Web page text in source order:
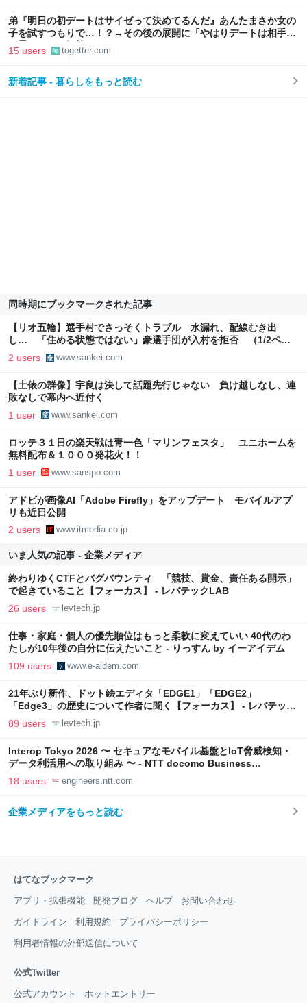
弟『明日の初デートはサイゼって決めてるんだ』あんたまさか女の
子を試すつもりで…！？→その後の展開に「やはりデートは相手へ
の思いやりの気持ち」
15 users togetter.com
新着記事 - 暮らしをもっと読む
同時期にブックマークされた記事
【リオ五輪】選手村でさっそくトラブル 水漏れ、配線むき出
し… 「住める状態ではない」豪選手団が入村を拒否 （1/2ペー
ジ）
2 users www.sankei.com
【土俵の群像】宇良は決して話題先行じゃない 負け越しなし、連
敗なしで幕内へ近付く
1 user www.sankei.com
ロッテ３１日の楽天戦は青一色「マリンフェスタ」 ユニホームを
無料配布＆１０００発花火！！
1 user www.sanspo.com
アドビが画像AI「Adobe Firefly」をアップデート モバイルアプ
リも近日公開
2 users www.itmedia.co.jp
いま人気の記事 - 企業メディア
終わりゆくCTFとバグバウンティ 「競技、賞金、責任ある開示」
で起きていること【フォーカス】 - レバテックLAB
26 users levtech.jp
仕事・家庭・個人の優先順位はもっと柔軟に変えていい 40代のわ
たしが10年後の自分に伝えたいこと - りっすん by イーアイデム
109 users www.e-aidem.com
21年ぶり新作、ドット絵エディタ「EDGE1」「EDGE2」
「Edge3」の歴史について作者に聞く【フォーカス】 - レバテック
LAB
89 users levtech.jp
Interop Tokyo 2026 〜 セキュアなモバイル基盤とIoT脅威検知・
データ利活用への取り組み 〜 - NTT docomo Business
Engineers' Blog
18 users engineers.ntt.com
企業メディアをもっと読む
はてなブックマーク
アプリ・拡張機能 開発ブログ ヘルプ お問い合わせ
ガイドライン 利用規約 プライバシーポリシー
利用者情報の外部送信について
公式Twitter
公式アカウント ホットエントリー